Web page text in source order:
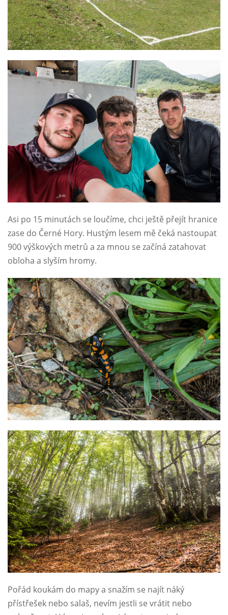
Asi po 15 minutách se loučíme, chci ještě přejít hranice
zase do Černé Hory. Hustým lesem mě čeká nastoupat
900 výškových metrů a za mnou se začíná zatahovat
obloha a slyším hromy.
Pořád koukám do mapy a snažím se najít náký
přístřešek nebo salaš, nevím jestli se vrátit nebo